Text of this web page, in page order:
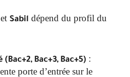
et Sabil dépend du profil du
Bac+3, Bac+5) :
porte d’entrée sur le